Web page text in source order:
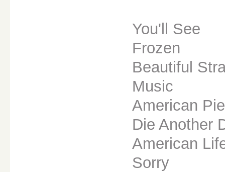
You'll See
Frozen
Beautiful
Music
American Pie
Die Another
American
Sorry